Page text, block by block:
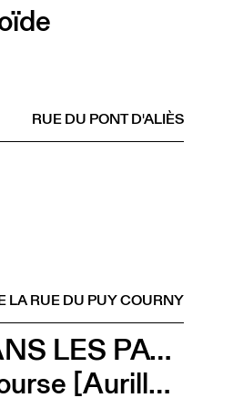
RUE DU PONT D'ALIÈS
LA RUE DU PUY COURNY
LA HORDE DANS LES PAVÉS
Impact d’une course [Aurillac] X Stadium